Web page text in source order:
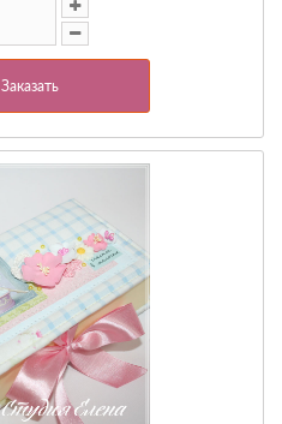
Заказать